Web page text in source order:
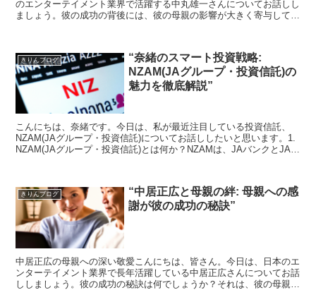
のエンターテイメント業界で活躍する中丸雄一さんについてお話しし
ましょう。彼の成功の背後には、彼の母親の影響が大きく寄与してい
きりんブログ
“奈緒のスマート投資戦略:
NZAM(JAグループ・投資信託)の
魅力を徹底解説”
こんにちは、奈緒です。今日は、私が最近注目している投資信託、
NZAM(JAグループ・投資信託)についてお話ししたいと思います。1.
NZAM(JAグループ・投資信託)とは何か？NZAMは、JAバンクとJAあ
きりんブログ
“中居正広と母親の絆: 母親への感
謝が彼の成功の秘訣”
中居正広の母親への深い敬愛こんにちは、皆さん。今日は、日本のエ
ンターテイメント業界で長年活躍している中居正広さんについてお話
ししましょう。彼の成功の秘訣は何でしょうか？それは、彼の母親へ